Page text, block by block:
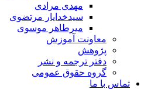
مهدی مرادی
سیدخدایار مرتضوی
میرطاهر موسوی
معاونت آموزش
پژوهش
دفتر ترجمه و نشر
گروه حقوق عمومی
تماس با ما